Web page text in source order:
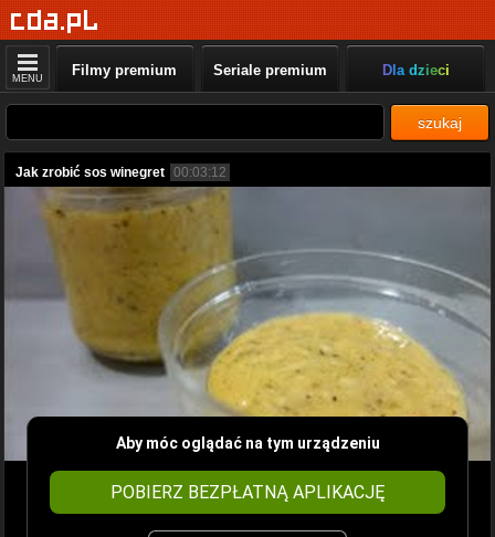
MENU Filmy premium Seriale premium Dla dzieci
szukaj
Jak zrobić sos winegret 00:03:12
Aby móc oglądać na tym urządzeniu
POBIERZ BEZPŁATNĄ APLIKACJĘ